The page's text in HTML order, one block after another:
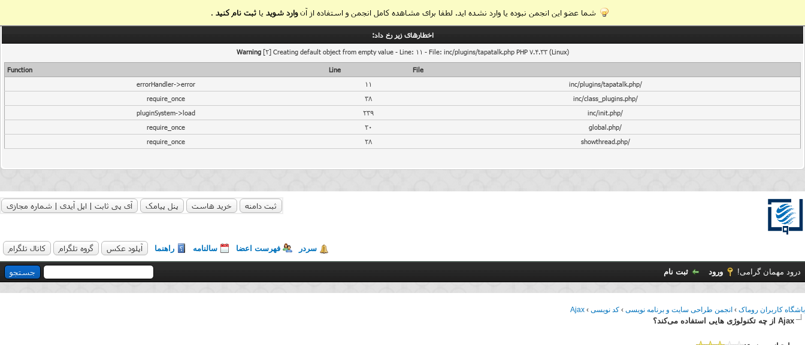
شما عضو این انجمن نبوده یا وارد نشده اید. لطفا برای مشاهده کامل انجمن و استفاده از آنوارد شوید یاثبت نام کنید .
اخطار‌های زیر رخ داد:
Warning[2] Creating default object from empty value - Line: 11 - File: inc/plugins/tapatalk.php PHP 7.4.33 (Linux)
File
Line
Function
/inc/plugins/tapatalk.php
11
errorHandler->error
/inc/class_plugins.php
38
require_once
/inc/init.php
239
pluginSystem->load
/global.php
20
require_once
/showthread.php
28
require_once
ثبت دامنه خرید هاست پنل پیامک آی پی ثابت | اپل آیدی | شماره مجازی
سردر فهرست اعضا سالنامه راهنما آپلود عکس گروه تلگرام کانال تلگرام
درود مهمان گرامی! ورود ثبت نام
باشگاه کاربران روماک › انجمن طراحی سایت و برنامه نویسی › کد نویسی ›
Ajax
Ajax از چه تکنولوژی هایی استفاده می‌کند؟